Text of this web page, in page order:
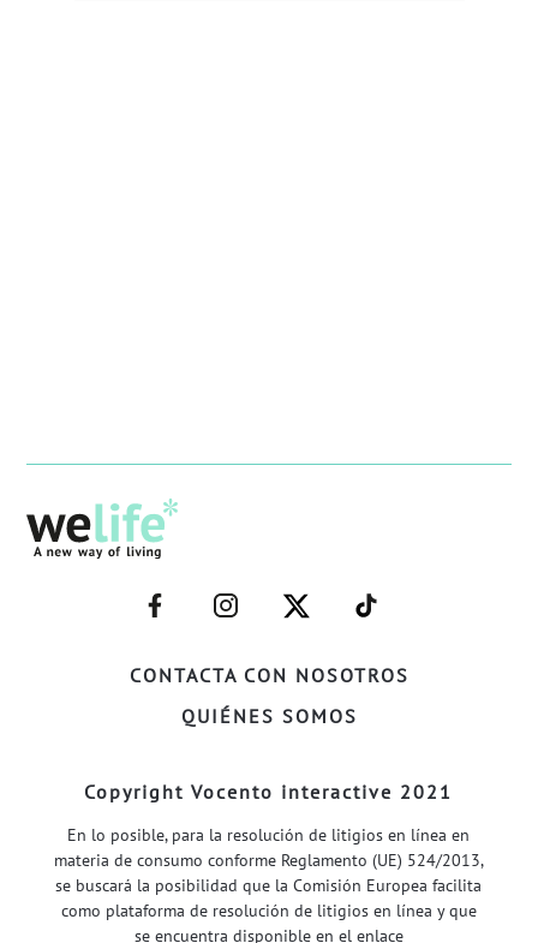
CONTACTA CON NOSOTROS
QUIÉNES SOMOS
–
FACEBOOK–
–
INSTAGRAM–
–
TWITTER–
–
WELIFE–
Copyright Vocento interactive 2021
En lo posible, para la resolución de litigios en línea en
materia de consumo conforme Reglamento (UE) 524/2013,
se buscará la posibilidad que la Comisión Europea facilita
como plataforma de resolución de litigios en línea y que
se encuentra disponible en el enlace